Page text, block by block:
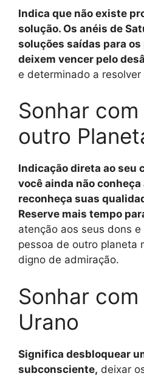
Indica que não existe
solução. Os anéis de
soluções saídas para os
deixem vencer pelo
e determinado a
Sonhar
outro
Indicação direta ao seu
você ainda não
reconheça suas
Reserve mais tempo
atenção aos seus dons
pessoa de outro planeta
digno de admiração.
Sonhar com
Urano
Significa desbloquear
subconsciente, deixar